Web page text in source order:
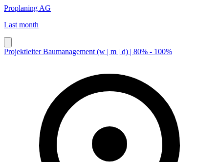
Proplaning AG
Last month
Projektleiter Baumanagement (w | m | d) | 80% - 100%